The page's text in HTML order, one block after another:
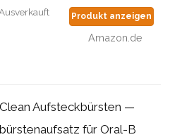
Produkt anzeigen
Amazon.de
Aufsteckbürsten —
für Oral-B